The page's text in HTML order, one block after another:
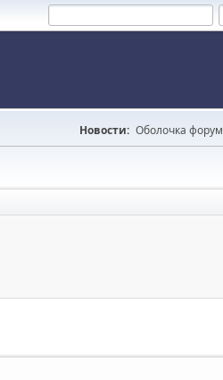
Новости: Оболочка